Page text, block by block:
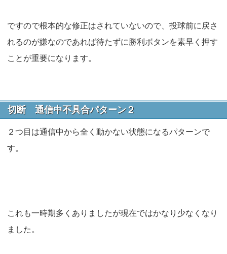
ですので根本的な修正はされていないので、投球前に戻さ
れるのが嫌なのであれば待たずに勝利ボタンを素早く押す
ことが重要になります。
切断 通信中不具合パターン２
２つ目は通信中から全く動かない状態になるパターンで
す。
これも一時期多くありましたが現在ではかなり少なくなり
ました。